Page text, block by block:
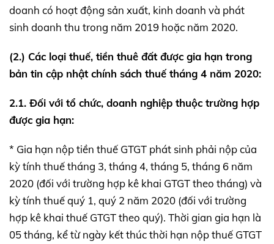
doanh có hoạt động sản xuất, kinh doanh và phát
sinh doanh thu trong năm 2019 hoặc năm 2020.
(2.) Các loại thuế, tiền thuê đất được gia hạn trong
bản tin cập nhật chính sách thuế tháng 4 năm 2020:
2.1. Đối với tổ chức, doanh nghiệp thuộc trường hợp
được gia hạn:
* Gia hạn nộp tiền thuế GTGT phát sinh phải nộp của
kỳ tính thuế tháng 3, tháng 4, tháng 5, tháng 6 năm
2020 (đối với trường hợp kê khai GTGT theo tháng) và
kỳ tính thuế quý 1, quý 2 năm 2020 (đối với trường
hợp kê khai thuế GTGT theo quý). Thời gian gia hạn là
05 tháng, kể từ ngày kết thúc thời hạn nộp thuế GTGT